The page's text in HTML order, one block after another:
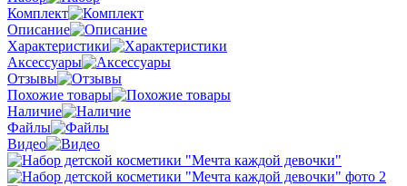
Комплект
Описание
Характеристики
Аксессуары
Отзывы
Похожие товары
Наличие
Файлы
Видео